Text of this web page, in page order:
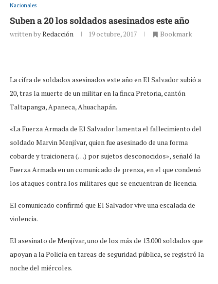
Nacionales
Suben a 20 los soldados asesinados este año
written byRedacción 19 octubre, 2017 Bookmark
La cifra de soldados asesinados este año en El Salvador subió a
20, tras la muerte de un militar en la finca Pretoria, cantón
Taltapanga, Apaneca, Ahuachapán.
«La Fuerza Armada de El Salvador lamenta el fallecimiento del
soldado Marvin Menjívar, quien fue asesinado de una forma
cobarde y traicionera (…) por sujetos desconocidos», señaló la
Fuerza Armada en un comunicado de prensa, en el que condenó
los ataques contra los militares que se encuentran de licencia.
El comunicado confirmó que El Salvador vive una escalada de
violencia.
El asesinato de Menjívar, uno de los más de 13.000 soldados que
apoyan a la Policía en tareas de seguridad pública, se registró la
noche del miércoles.